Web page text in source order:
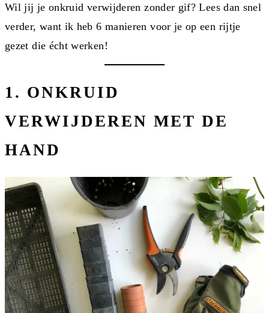
Wil jij je onkruid verwijderen zonder gif? Lees dan snel
verder, want ik heb 6 manieren voor je op een rijtje
gezet die écht werken!
1. ONKRUID
VERWIJDEREN MET DE
HAND